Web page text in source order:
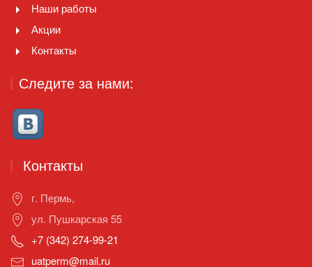
Наши работы
Акции
Контакты
Следите за нами:
Контакты
г. Пермь,
ул. Пушкарская 55
+7 (342) 274-99-21
uatperm@mail.ru